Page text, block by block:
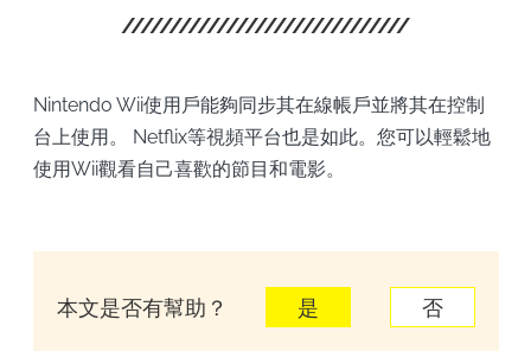
Nintendo Wii使用戶能夠同步其在線帳戶並將其在控制
台上使用。 Netflix等視頻平台也是如此。您可以輕鬆地
使用Wii觀看自己喜歡的節目和電影。
本文是否有幫助？ 是 否